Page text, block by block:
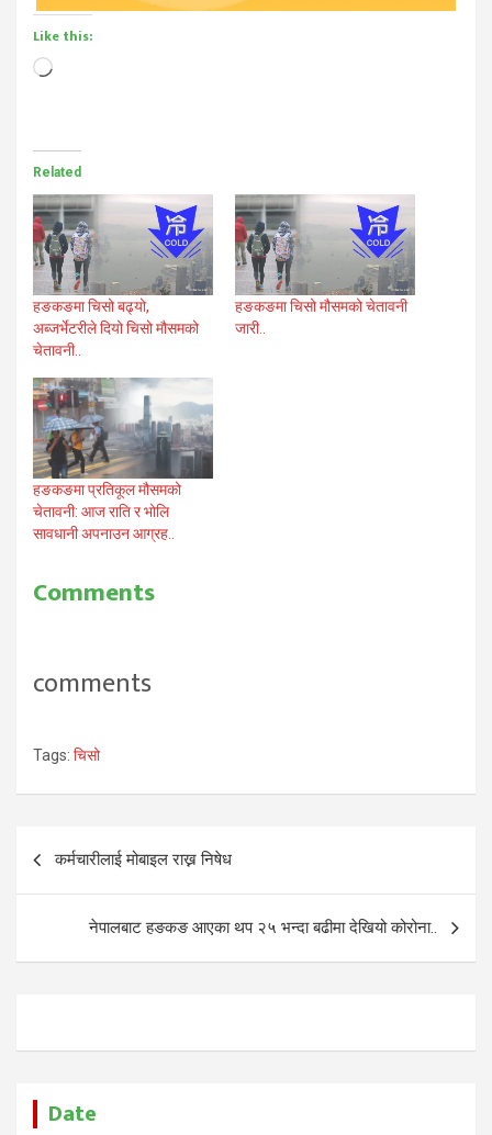
Like this:
Loading…
Related
हङकङमा चिसो बढ्यो,
अब्जर्भेटरीले दियो चिसो मौसमको
चेतावनी..
हङकङमा चिसो मौसमको चेतावनी
जारी..
हङकङमा प्रतिकूल मौसमको
चेतावनी: आज राति र भोलि
सावधानी अपनाउन आग्रह..
Comments
comments
Tags: चिसो
Post
navigation
कर्मचारीलाई मोबाइल राख्न निषेध
नेपालबाट हङकङ आएका थप २५ भन्दा बढीमा देखियो कोरोना..
Date